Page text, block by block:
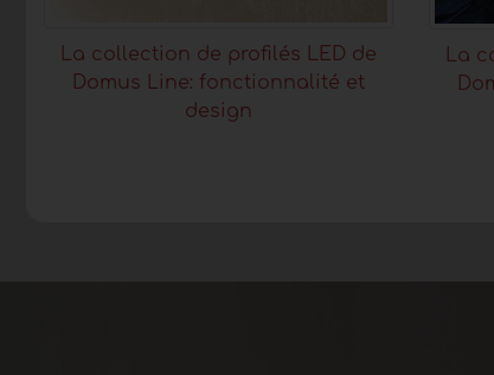
La collection de profilés LED de
Domus Line: fonctionnalité et
design
La